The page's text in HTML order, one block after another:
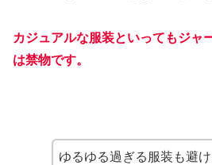
カジュアルな服装といってもジャ
は禁物です。
ゆるゆる過ぎる服装も避け